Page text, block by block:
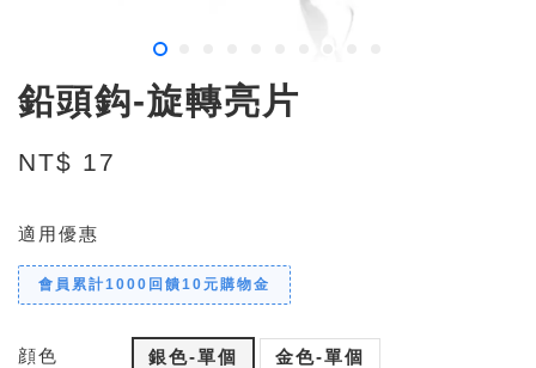
鉛頭鈎-旋轉亮片
NT$ 17
適用優惠
會員累計1000回饋10元購物金
顔色 銀色-單個 金色-單個